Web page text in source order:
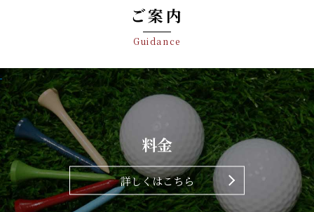
ご案内
Guidance
料金
詳しくはこちら